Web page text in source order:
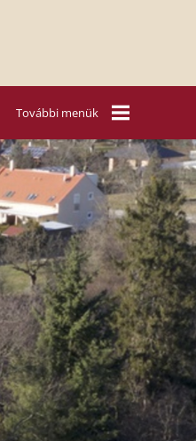
További menük
Mária Rádió
Vasárnapi
szentbeszédek
Nyári táboraink
Hitoktatás
Galéria